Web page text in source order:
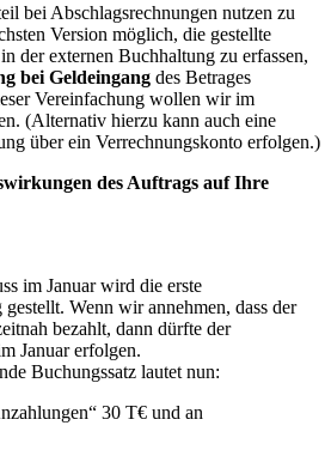
bei Abschlagsrechnungen nutzen zu
Version möglich, die gestellte
der externen Buchhaltung zu erfassen,
bei Geldeingang des Betrages
Vereinfachung wollen wir im
(Alternativ hierzu kann auch eine
über ein Verrechnungskonto erfolgen.)
des Auftrags auf Ihre
im Januar wird die erste
Wenn wir annehmen, dass der
bezahlt, dann dürfte der
Januar erfolgen.
Buchungssatz lautet nun:
30 T€ und an